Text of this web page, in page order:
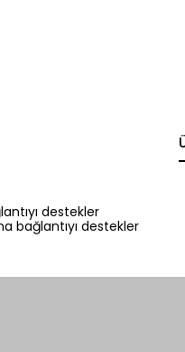
destekler
bağlantıyı destekler